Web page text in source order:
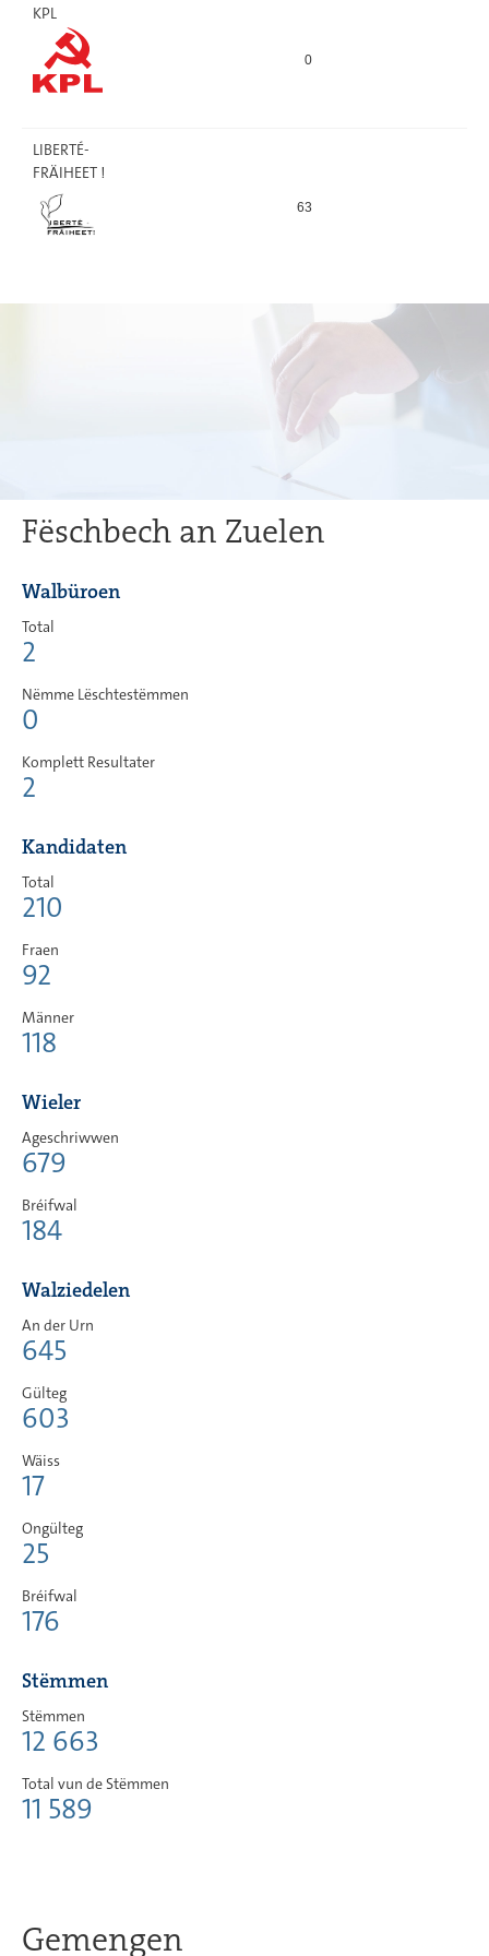
KPL
0
LIBERTÉ-
FRÄIHEET !
63
Fëschbech an Zuelen
Walbüroen
Total
2
Nëmme Lëschtestëmmen
0
Komplett Resultater
2
Kandidaten
Total
210
Fraen
92
Männer
118
Wieler
Ageschriwwen
679
Bréifwal
184
Walziedelen
An der Urn
645
Gülteg
603
Wäiss
17
Ongülteg
25
Bréifwal
176
Stëmmen
Stëmmen
12 663
Total vun de Stëmmen
11 589
Gemengen